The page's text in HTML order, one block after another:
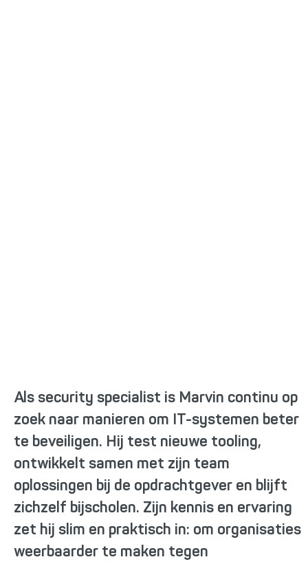
Als security specialist is Marvin continu op
zoek naar manieren om IT-systemen beter
te beveiligen. Hij test nieuwe tooling,
ontwikkelt samen met zijn team
oplossingen bij de opdrachtgever en blijft
zichzelf bijscholen. Zijn kennis en ervaring
zet hij slim en praktisch in: om organisaties
weerbaarder te maken tegen